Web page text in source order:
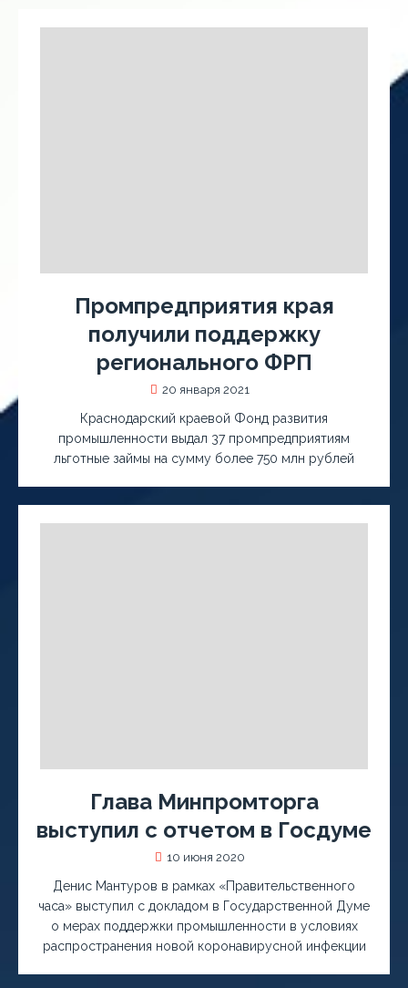
Промпредприятия края
получили поддержку
регионального ФРП
20 января 2021
Краснодарский краевой Фонд развития
промышленности выдал 37 промпредприятиям
льготные займы на сумму более 750 млн рублей
Глава Минпромторга
выступил с отчетом в Госдуме
10 июня 2020
Денис Мантуров в рамках «Правительственного
часа» выступил с докладом в Государственной Думе
о мерах поддержки промышленности в условиях
распространения новой коронавирусной инфекции